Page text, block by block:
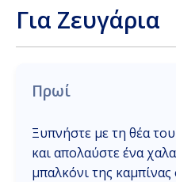
Για Ζευγάρια
Πρωί
Ξυπνήστε με τη θέα
και απολαύστε ένα
μπαλκόνι της